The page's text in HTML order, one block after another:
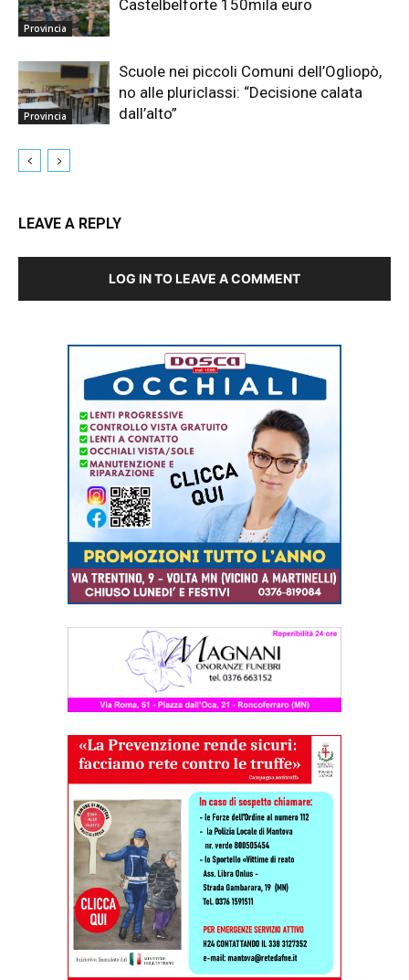
Provincia
Castelbelforte 150mila euro
Provincia
Scuole nei piccoli Comuni dell’Ogliopò,
no alle pluriclassi: “Decisione calata
dall’alto”
LEAVE A REPLY
LOG IN TO LEAVE A COMMENT